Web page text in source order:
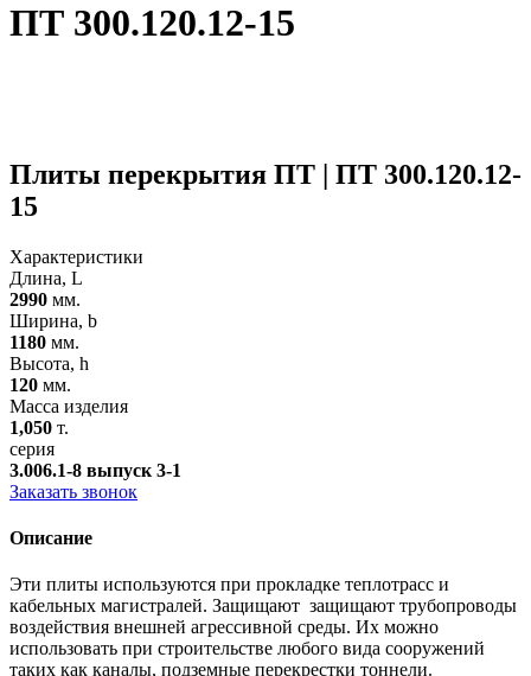
ПТ 300.120.12-15
Плиты перекрытия ПТ | ПТ 300.120.12-
15
Характеристики
Длина, L
2990 мм.
Ширина, b
1180 мм.
Высота, h
120 мм.
Масса изделия
1,050 т.
серия
3.006.1-8 выпуск 3-1
Заказать звонок
Описание
Эти плиты используются при прокладке теплотрасс и
кабельных магистралей. Защищают защищают трубопроводы
воздействия внешней агрессивной среды. Их можно
использовать при строительстве любого вида сооружений
таких как каналы, подземные перекрестки тоннели.